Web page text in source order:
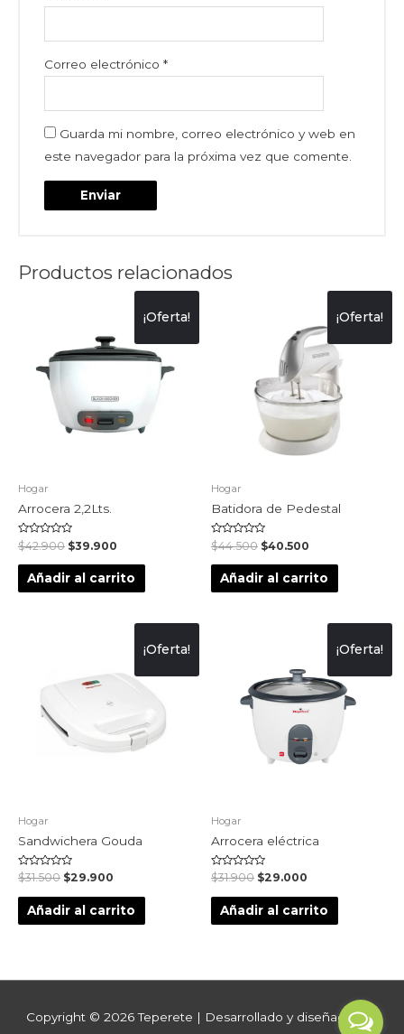
Correo electrónico*
Guarda mi nombre, correo electrónico y web en
este navegador para la próxima vez que comente.
Productos relacionados
¡Oferta!
Hogar
Arrocera 2,2Lts.
Valorado
en
0
$42.900 $39.900
Añadir al carrito
¡Oferta!
Hogar
Batidora de Pedestal
Valorado
en
0
$44.500 $40.500
Añadir al carrito
¡Oferta!
Hogar
Sandwichera Gouda
Valorado
en
0
$31.500 $29.900
Añadir al carrito
¡Oferta!
Hogar
Arrocera eléctrica
Valorado
en
0
$31.900 $29.000
Añadir al carrito
Copyright © 2026Teperete | Desarrollado y diseñado por